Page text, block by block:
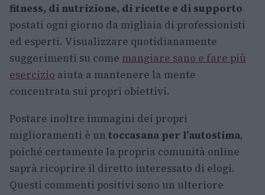
fitness, di nutrizione, di ricette e di supporto
postati ogni giorno da migliaia di professionisti
ed esperti. Visualizzare quotidianamente
suggerimenti su come mangiare sano e fare più
esercizio aiuta a mantenere la mente
concentrata sui propri obiettivi.
Postare inoltre immagini dei propri
miglioramenti è un toccasana per l’autostima,
poiché certamente la propria comunità online
saprà ricoprire il diretto interessato di elogi.
Questi commenti positivi sono un ulteriore